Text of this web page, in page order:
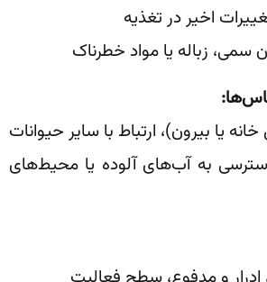
اخیر در تغذیه
سمی، زباله یا مواد خطرناک
:
یا بیرون)، ارتباط با سایر حیوانات
به آب‌های آلوده یا محیط‌های